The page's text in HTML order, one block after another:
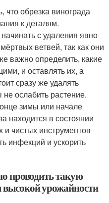
обрезка винограда
к деталям.
с удаления явно
ветвей, так как они
важно определить, какие
и оставлять их, а
сразу же удалять
ослабить растение.
зимы или начале
находится в состоянии
и чистых инструментов
инфекций и ускорить
проводить такую
высокой урожайности